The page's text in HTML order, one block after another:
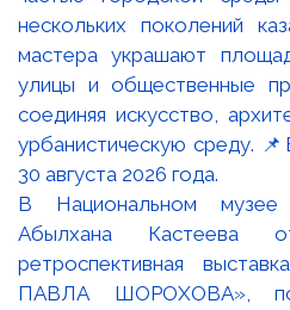
В Национальном
Абылхана Кастеева
ретроспективная
ПАВЛА ШОРОХОВА»,